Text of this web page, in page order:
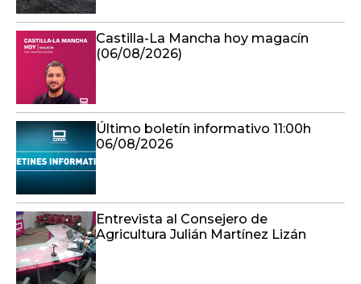
Castilla-La Mancha hoy magacín
(06/08/2026)
Último boletín informativo 11:00h
06/08/2026
Entrevista al Consejero de
Agricultura Julián Martínez Lizán